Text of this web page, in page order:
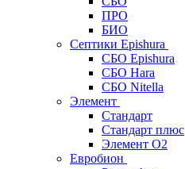
ПРО
БИО
Септики Epishura
СБО Epishura
СБО Hara
СБО Nitella
Элемент
Стандарт
Стандарт плюс
Элемент О2
Евробион